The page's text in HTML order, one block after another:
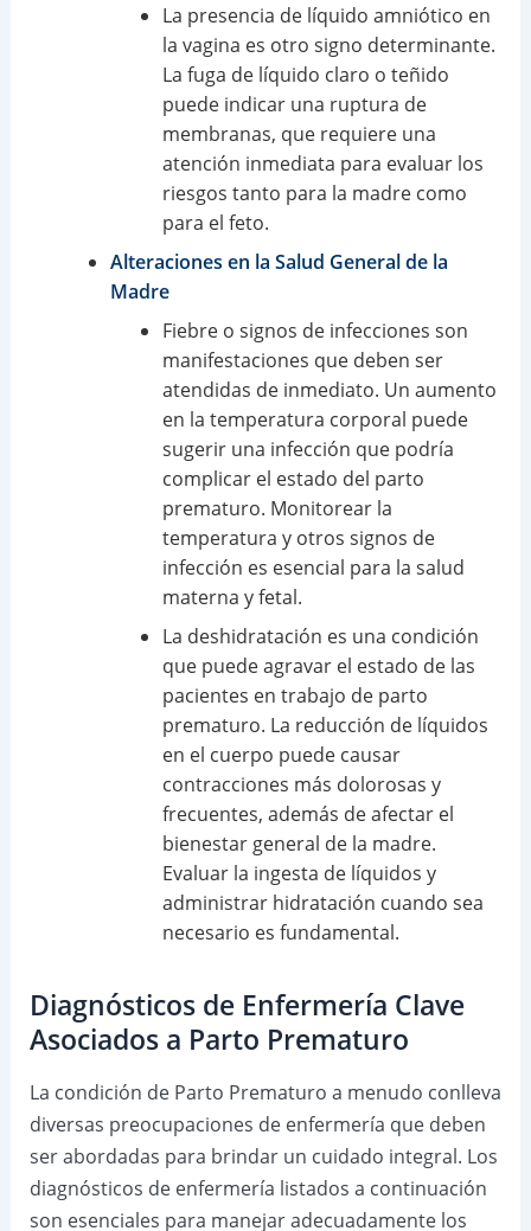
La presencia de líquido amniótico en
la vagina es otro signo determinante.
La fuga de líquido claro o teñido
puede indicar una ruptura de
membranas, que requiere una
atención inmediata para evaluar los
riesgos tanto para la madre como
para el feto.
Alteraciones en la Salud General de la
Madre
Fiebre o signos de infecciones son
manifestaciones que deben ser
atendidas de inmediato. Un aumento
en la temperatura corporal puede
sugerir una infección que podría
complicar el estado del parto
prematuro. Monitorear la
temperatura y otros signos de
infección es esencial para la salud
materna y fetal.
La deshidratación es una condición
que puede agravar el estado de las
pacientes en trabajo de parto
prematuro. La reducción de líquidos
en el cuerpo puede causar
contracciones más dolorosas y
frecuentes, además de afectar el
bienestar general de la madre.
Evaluar la ingesta de líquidos y
administrar hidratación cuando sea
necesario es fundamental.
Diagnósticos de Enfermería Clave
Asociados a Parto Prematuro
La condición de Parto Prematuro a menudo conlleva
diversas preocupaciones de enfermería que deben
ser abordadas para brindar un cuidado integral. Los
diagnósticos de enfermería listados a continuación
son esenciales para manejar adecuadamente los